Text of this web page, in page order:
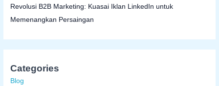
Revolusi B2B Marketing: Kuasai Iklan LinkedIn untuk
Memenangkan Persaingan
Categories
Blog